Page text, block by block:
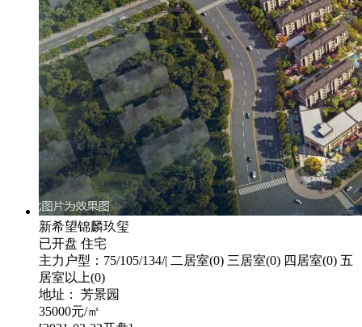
新希望锦麟玖玺
已开盘 住宅
主力户型：75/105/134/| 二居室(0) 三居室(0) 四居室(0) 五
居室以上(0)
地址： 芳景园
35000元/㎡